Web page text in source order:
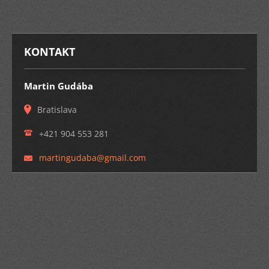
KONTAKT
Martin Gudába
Bratislava
+421 904 553 281
martingudaba@gmail.com